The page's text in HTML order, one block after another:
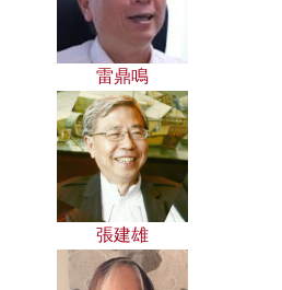
雷鼎鳴
張建雄